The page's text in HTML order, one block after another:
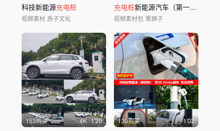
科技新能源充电桩
视频素材 质子文化
充电桩新能源汽车（第一季）
视频素材包 熏狮子
153购买 4K 1'20 139购买 1'02